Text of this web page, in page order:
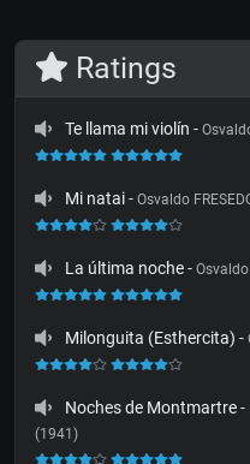
Ratings
Te llama mi violín -
Mi natai- Osvaldo
La última noche-
Milonguita (Esthercita) -
Noches de Montmartre-
(1941)